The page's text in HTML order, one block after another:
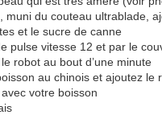
muni du couteau ultrablade,
et le sucre de canne
pulse vitesse 12 et par le
le robot au bout d’une minute
au chinois et ajoutez le
votre boisson